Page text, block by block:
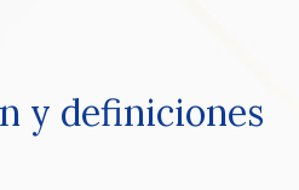
y definiciones